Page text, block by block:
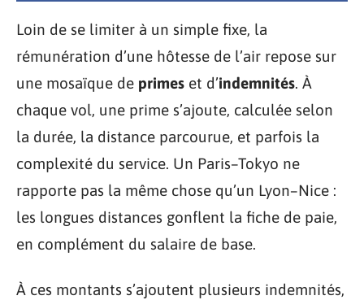
Loin de se limiter à un simple fixe, la
rémunération d’une hôtesse de l’air repose sur
une mosaïque de primes et d’indemnités. À
chaque vol, une prime s’ajoute, calculée selon
la durée, la distance parcourue, et parfois la
complexité du service. Un Paris–Tokyo ne
rapporte pas la même chose qu’un Lyon–Nice :
les longues distances gonflent la fiche de paie,
en complément du salaire de base.
À ces montants s’ajoutent plusieurs indemnités,